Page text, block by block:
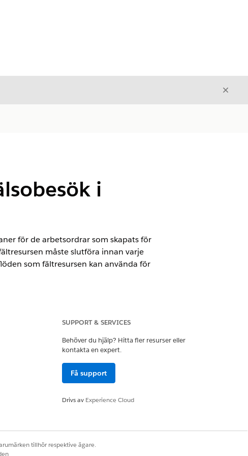
Stäng
i
för de arbetsordrar som skapats för
måste slutföra innan varje
som fältresursen kan använda för
i Inställningar.
som en del av ett besök.
och deras associerade post för
för arbetsordrar. Health Cloud
SUPPORT & SERVICES
Behöver du hjälp? Hitta fler resurser eller
kontakta en expert.
Få support
Drivs av Experience Cloud
tillhör respektive ägare.